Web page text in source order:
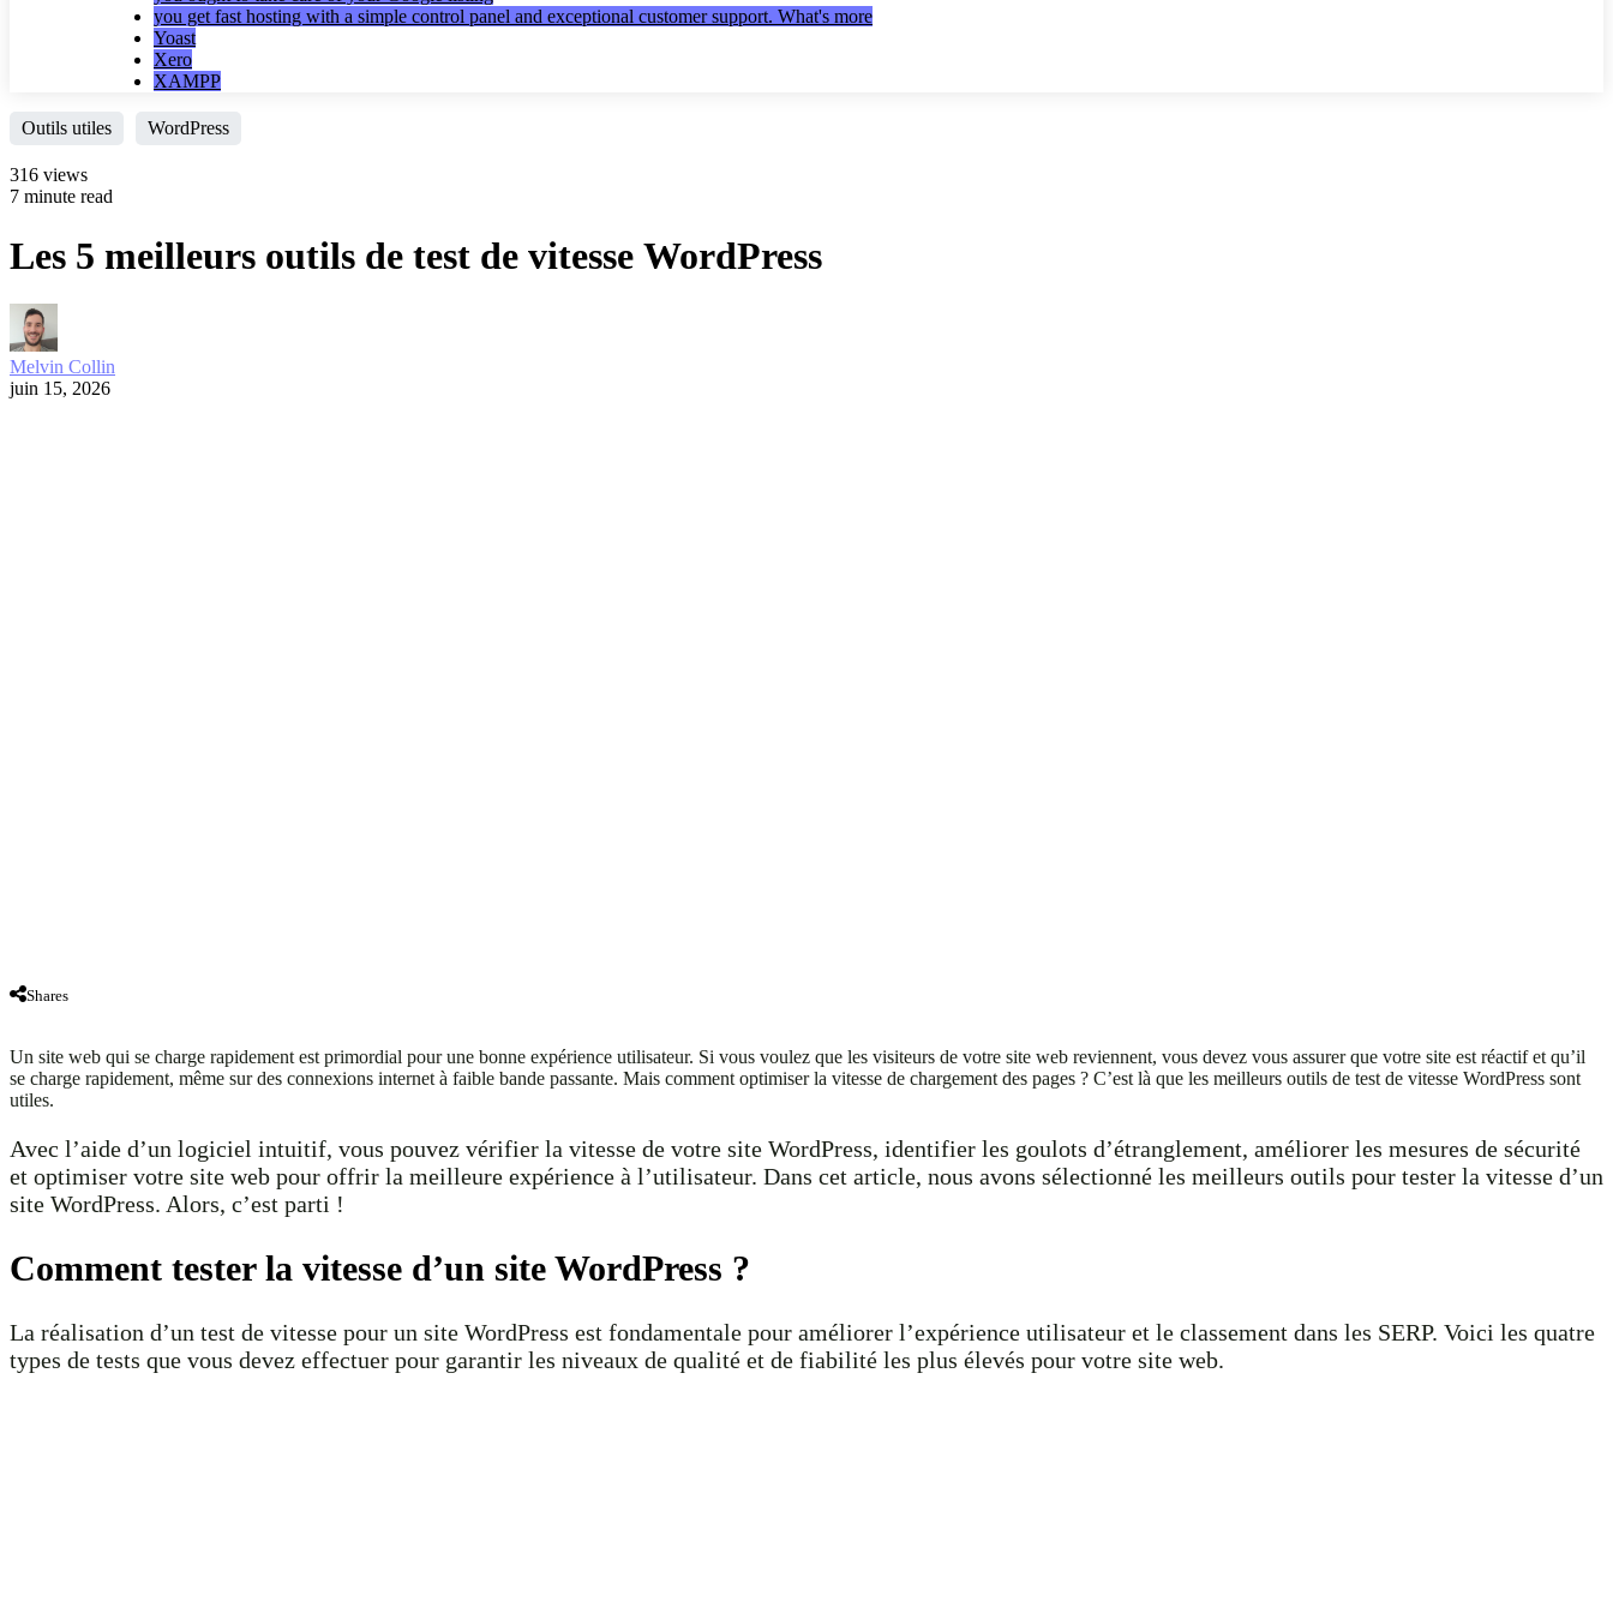
you get fast hosting with a simple control panel and exceptional customer support. What's more
Yoast
Xero
XAMPP
Outils utiles WordPress
316 views
7 minute read
Les 5 meilleurs outils de test de vitesse WordPress
Melvin Collin
juin 15, 2026
Shares
Un site web qui se charge rapidement est primordial pour une bonne expérience utilisateur. Si vous voulez que les visiteurs de votre site web reviennent, vous devez vous assurer que votre site est réactif et qu’il
se charge rapidement, même sur des connexions internet à faible bande passante. Mais comment optimiser la vitesse de chargement des pages ? C’est là que les meilleurs outils de test de vitesse WordPress sont
utiles.
Avec l’aide d’un logiciel intuitif, vous pouvez vérifier la vitesse de votre site WordPress, identifier les goulots d’étranglement, améliorer les mesures de sécurité
et optimiser votre site web pour offrir la meilleure expérience à l’utilisateur. Dans cet article, nous avons sélectionné les meilleurs outils pour tester la vitesse d’un
site WordPress. Alors, c’est parti !
Comment tester la vitesse d’un site WordPress ?
La réalisation d’un test de vitesse pour un site WordPress est fondamentale pour améliorer l’expérience utilisateur et le classement dans les SERP. Voici les quatre
types de tests que vous devez effectuer pour garantir les niveaux de qualité et de fiabilité les plus élevés pour votre site web.